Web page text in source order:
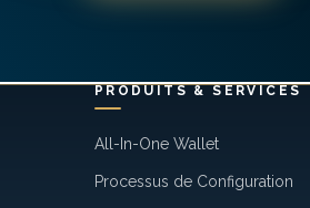
PRODUITS & SERVICES
All-In-One Wallet
Processus de Configuration